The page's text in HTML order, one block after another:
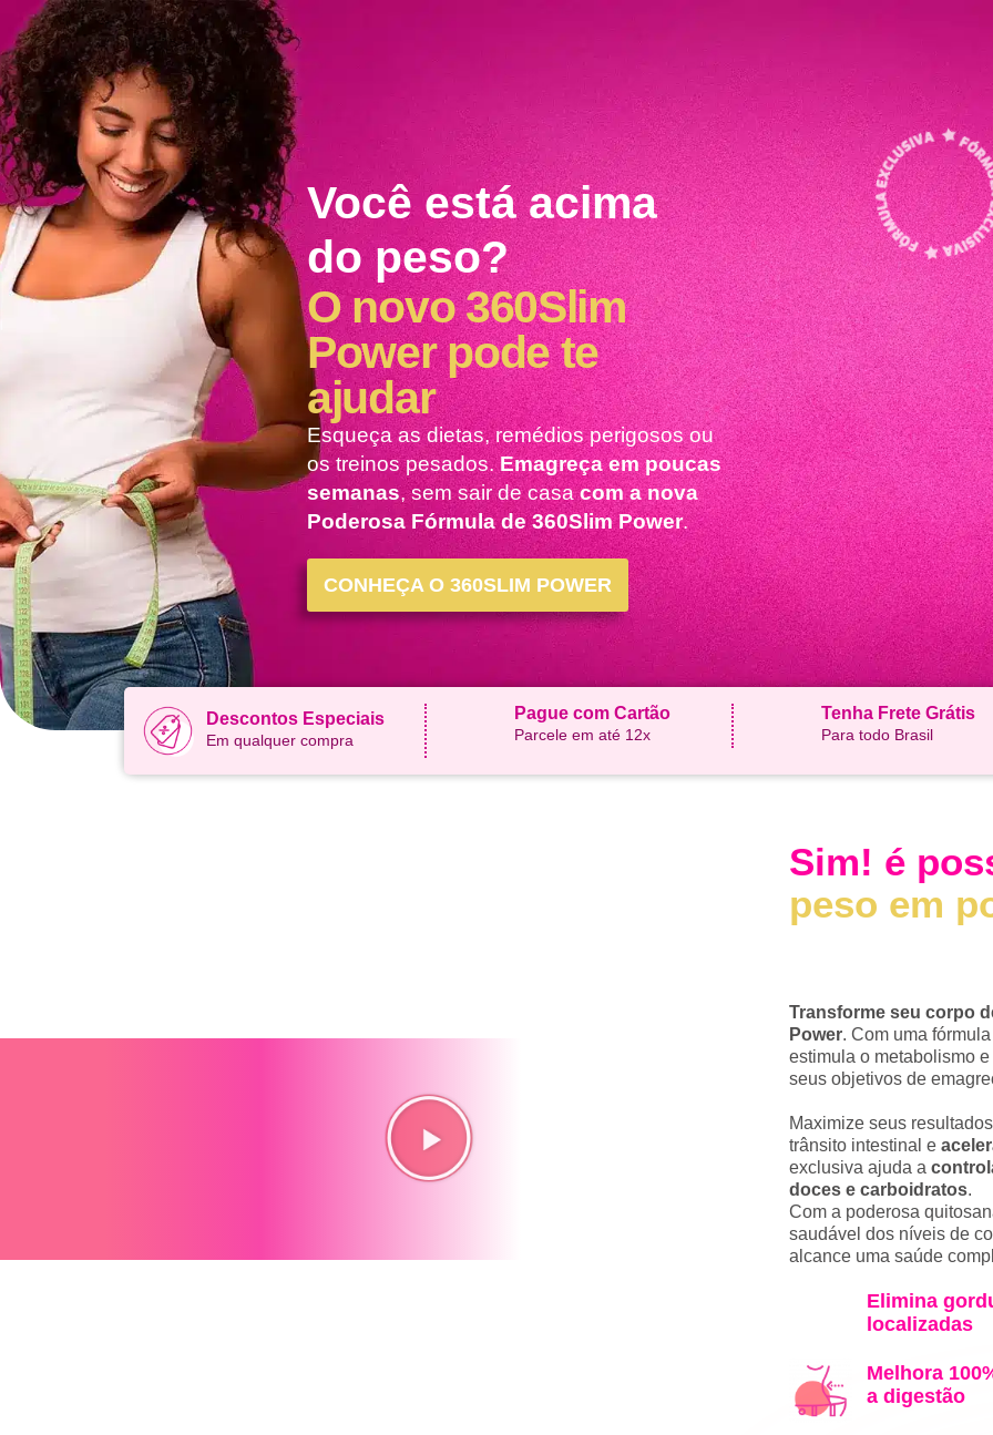
Você está acima
do peso?
O novo 360Slim
Power pode te
ajudar
Esqueça as dietas, remédios perigosos ou
os treinos pesados.Emagreça em poucas
semanas, sem sair de casacom a nova
Poderosa Fórmula de 360Slim Power.
CONHEÇA O 360SLIM POWER
Descontos Especiais
Em qualquer compra
Pague com Cartão
Parcele em até 12x
Tenha Frete Grátis
Para todo Brasil
Sim! é
peso em
Os
Transforme seu corpo
Power. Com uma
estimula o metabolismo
seus objetivos de
Maximize seus
trânsito intestinal e
exclusiva ajuda a
doces e carboidratos.
Com a poderosa
saudável dos níveis de
alcance uma saúde
Elimina
localizadas
Melhora
a digestão